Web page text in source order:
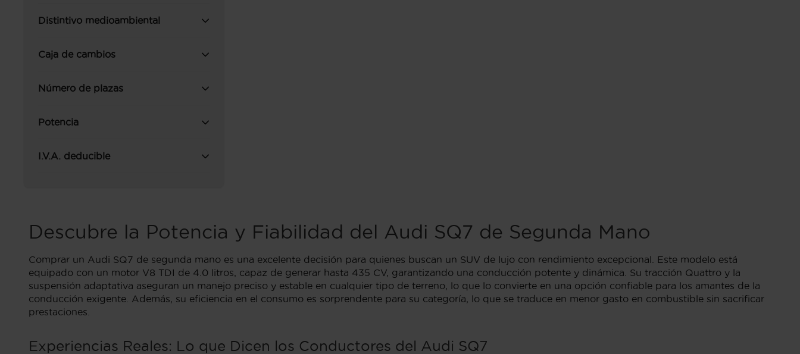
Distintivo medioambiental
Caja de cambios
Número de plazas
Potencia
I.V.A. deducible
Descubre la Potencia y Fiabilidad del Audi SQ7 de Segunda Mano
Comprar un Audi SQ7 de segunda mano es una excelente decisión para quienes buscan un SUV de lujo con rendimiento excepcional. Este modelo está
equipado con un motor V8 TDI de 4.0 litros, capaz de generar hasta 435 CV, garantizando una conducción potente y dinámica. Su tracción Quattro y la
suspensión adaptativa aseguran un manejo preciso y estable en cualquier tipo de terreno, lo que lo convierte en una opción confiable para los amantes de la
conducción exigente. Además, su eficiencia en el consumo es sorprendente para su categoría, lo que se traduce en menor gasto en combustible sin sacrificar
prestaciones.
Experiencias Reales: Lo que Dicen los Conductores del Audi SQ7